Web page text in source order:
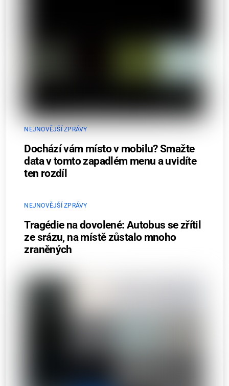
NEJNOVĚJŠÍ ZPRÁVY
Dochází vám místo v mobilu? Smažte
data v tomto zapadlém menu a uvidíte
ten rozdíl
NEJNOVĚJŠÍ ZPRÁVY
Tragédie na dovolené: Autobus se zřítil
ze srázu, na místě zůstalo mnoho
zraněných